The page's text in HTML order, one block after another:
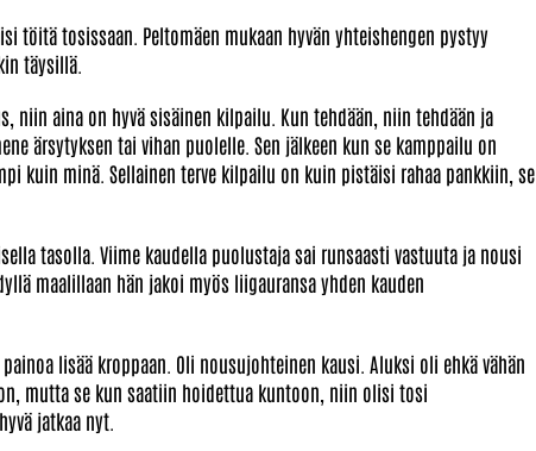
töitä tosissaan. Peltomäen mukaan hyvän yhteishengen pystyy
täysillä.
aina on hyvä sisäinen kilpailu. Kun tehdään, niin tehdään ja
ärsytyksen tai vihan puolelle. Sen jälkeen kun se kamppailu on
kuin minä. Sellainen terve kilpailu on kuin pistäisi rahaa pankkiin, se
tasolla. Viime kaudella puolustaja sai runsaasti vastuuta ja nousi
maalillaan hän jakoi myös liigauransa yhden kauden
lisää kroppaan. Oli nousujohteinen kausi. Aluksi oli ehkä vähän
mutta se kun saatiin hoidettua kuntoon, niin olisi tosi
jatkaa nyt.